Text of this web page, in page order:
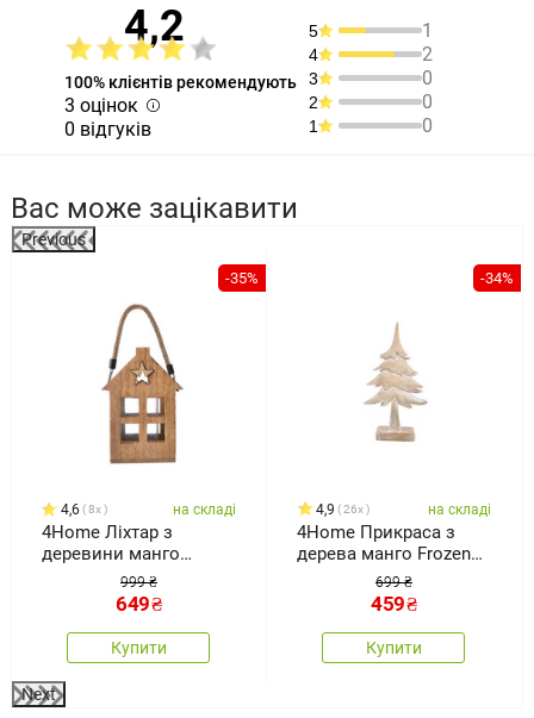
4,2
100% клієнтів рекомендують
3 оцінок
0 відгуків
5 1
4 2
3 0
2 0
1 0
Вас може зацікавити
Previous
-35%
4,6 8x на складі
4Home Ліхтар з
деревини манго
Shining Star, 18 x 15 x
999 ₴
649₴
Купити
-34%
4,9 26x на складі
4Home Прикраса з
дерева манго Frozen
Tree, 30 см699 ₴
459₴
Купити
Next